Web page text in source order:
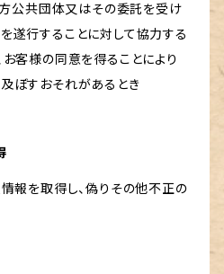
方公共団体又はその委託を受け
遂行することに対して協力する
客様の同意を得ることにより
ぼすおそれがあるとき
報を取得し、偽りその他不正の